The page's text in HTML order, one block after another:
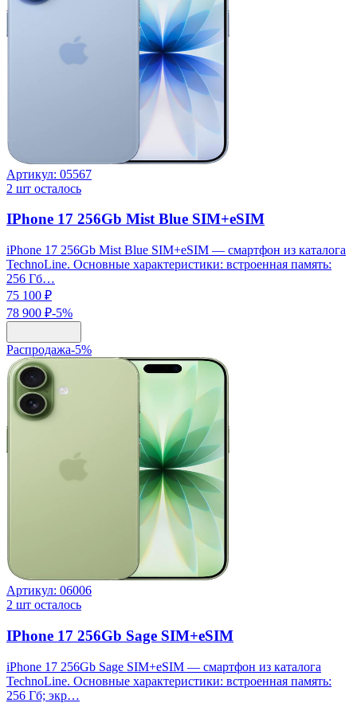
Артикул: 05567
2 шт осталось
IPhone 17 256Gb Mist Blue SIM+eSIM
iPhone 17 256Gb Mist Blue SIM+eSIM — смартфон из каталога
TechnoLine. Основные характеристики: встроенная память:
256 Гб…
75 100 ₽
78 900 ₽-5%
Распродажа-5%
Артикул: 06006
2 шт осталось
IPhone 17 256Gb Sage SIM+eSIM
iPhone 17 256Gb Sage SIM+eSIM — смартфон из каталога
TechnoLine. Основные характеристики: встроенная память:
256 Гб; экр…